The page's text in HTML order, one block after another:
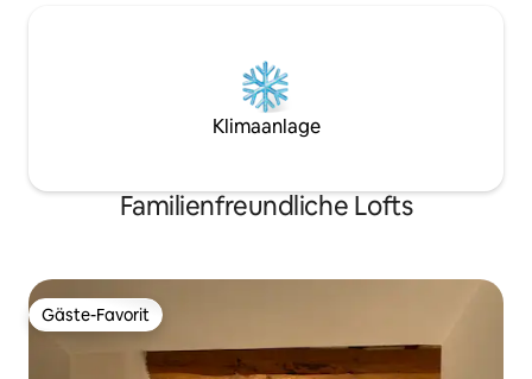
Klimaanlage
Familienfreundliche Lofts
Gäste-Favorit
Gäste-Favorit